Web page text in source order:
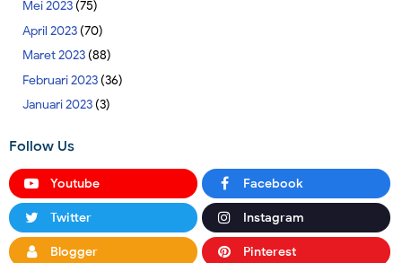
Mei 2023(75)
April 2023(70)
Maret 2023(88)
Februari 2023(36)
Januari 2023(3)
Follow Us
Youtube Facebook
Twitter Instagram
Blogger Pinterest